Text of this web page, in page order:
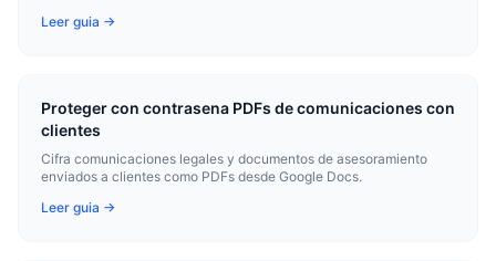
Leer guia →
Proteger con contrasena PDFs de comunicaciones con
clientes
Cifra comunicaciones legales y documentos de asesoramiento
enviados a clientes como PDFs desde Google Docs.
Leer guia →